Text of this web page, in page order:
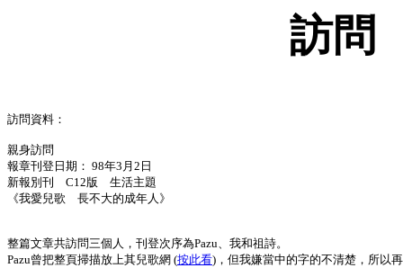
訪
訪問資料：
親身訪問
報章刊登日期： 98年3月2日
新報別刊 C12版 生活主題
《我愛兒歌 長不大的成年人》
整篇文章共訪問三個人，刊登次序為Pazu、我和祖詩。
Pazu曾把整頁掃描放上其兒歌網 (按此看)，但我嫌當中的字的不清楚，所以